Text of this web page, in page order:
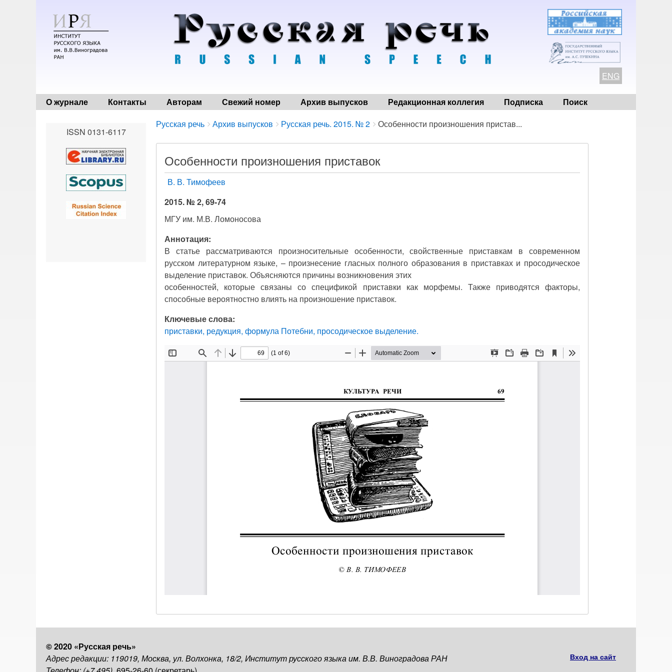
ENG
О журнале Контакты Авторам Свежий номер Архив выпусков Редакционная коллегия Подписка Поиск
Breadcrumbs
You
here:
Русская речь Архив выпусков Русская речь. 2015. № 2 Особенности произношения пристав...
Особенности произношения приставок
В. В. Тимофеев
2015. № 2, 69-74
МГУ им. М.В. Ломоносова
Аннотация:
В статье рассматриваются произносительные особенности, свойственные приставкам в современном
русском литературном языке, – произнесение гласных полного образования в приставках и просодическое
выделение приставок. Объясняются причины возникновения этих
особенностей, которые связаны со спецификой приставки как морфемы. Также приводятся факторы,
способные вероятностно влиять на произношение приставок.
Ключевые слова:
приставки, редукция, формула Потебни, просодическое выделение.
ISSN 0131-6117
© 2020 «Русская речь»
Адрес редакции: 119019, Москва, ул. Волхонка, 18/2, Институт русского языка им. В.В. Виноградова РАН
Вход на сайт